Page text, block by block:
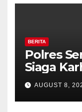
BERITA
Polres
Siaga
Kemarau.
AUGUST 8,